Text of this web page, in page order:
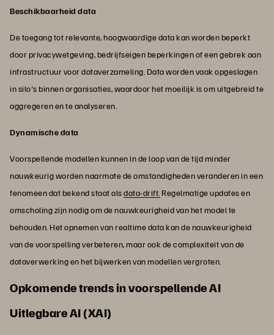
Beschikbaarheid data
De toegang tot relevante, hoogwaardige data kan worden beperkt
door privacywetgeving, bedrijfseigen beperkingen of een gebrek aan
infrastructuur voor dataverzameling. Data worden vaak opgeslagen
in silo's binnen organisaties, waardoor het moeilijk is om uitgebreid te
aggregeren en te analyseren.
Dynamische data
Voorspellende modellen kunnen in de loop van de tijd minder
nauwkeurig worden naarmate de omstandigheden veranderen in een
fenomeen dat bekend staat alsdata-drift.Regelmatige updates en
omscholing zijn nodig om de nauwkeurigheid van het model te
behouden. Het opnemen van realtime data kan de nauwkeurigheid
van de voorspelling verbeteren, maar ook de complexiteit van de
dataverwerking en het bijwerken van modellen vergroten.
Opkomende trends in voorspellende AI
Uitlegbare AI (XAI)